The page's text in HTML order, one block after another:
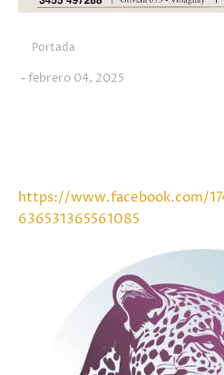
Portada
febrero 04, 2025
https://www.facebook.com/
636531365561085